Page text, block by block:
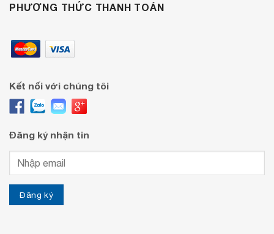
PHƯƠNG THỨC THANH TOÁN
Kết nối với chúng tôi
Đăng ký nhận tin